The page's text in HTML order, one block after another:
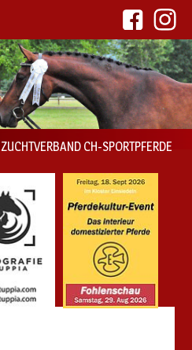
ZUCHTVERBAND CH-SPORTPFERDE